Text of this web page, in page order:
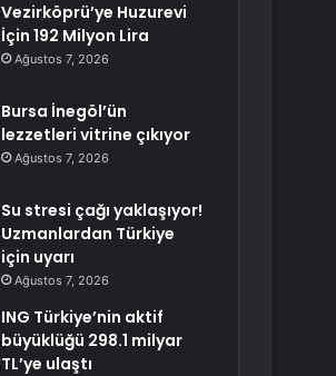
Vezirköprü’ye Huzurevi
İçin 192 Milyon Lira
Ağustos 7, 2026
Bursa İnegöl’ün
lezzetleri vitrine çıkıyor
Ağustos 7, 2026
Su stresi çağı yaklaşıyor!
Uzmanlardan Türkiye
için uyarı
Ağustos 7, 2026
ING Türkiye’nin aktif
büyüklüğü 298.1 milyar
TL’ye ulaştı